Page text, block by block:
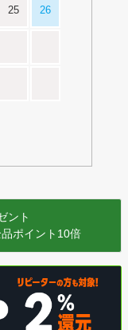
25 26
ント
ポイント10倍